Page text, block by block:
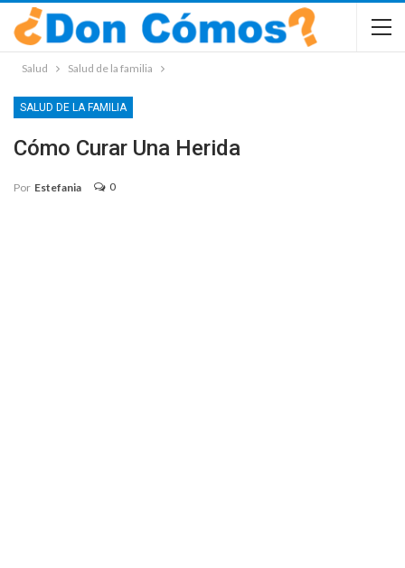
Salud Salud de la familia
SALUD DE LA FAMILIA
Cómo Curar Una Herida
Por Estefania 0